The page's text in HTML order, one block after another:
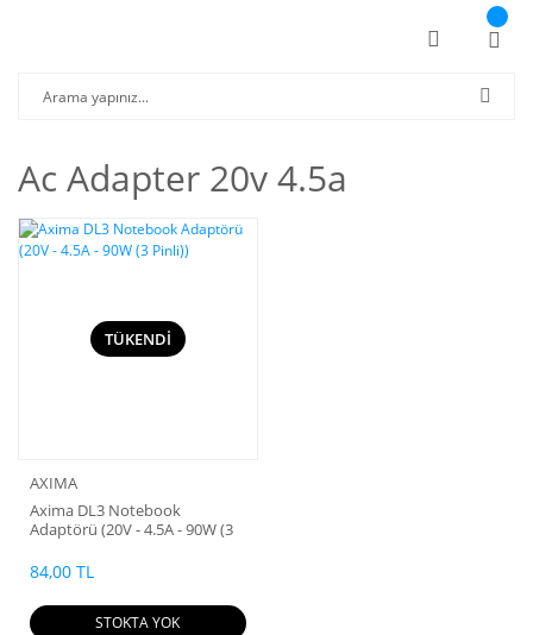
Ac Adapter 20v 4.5a
TÜKENDİ
AXIMA
Axima DL3 Notebook
Adaptörü (20V - 4.5A - 90W (3
84,00 TL
STOKTA YOK